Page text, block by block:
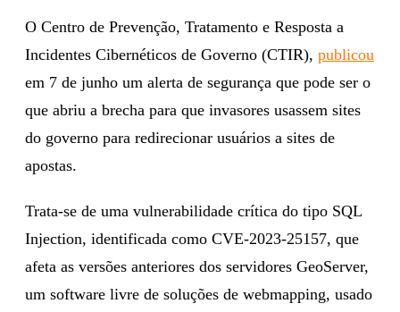
O Centro de Prevenção, Tratamento e Resposta a
Incidentes Cibernéticos de Governo (CTIR), publicou
em 7 de junho um alerta de segurança que pode ser o
que abriu a brecha para que invasores usassem sites
do governo para redirecionar usuários a sites de
apostas.
Trata-se de uma vulnerabilidade crítica do tipo SQL
Injection, identificada como CVE-2023-25157, que
afeta as versões anteriores dos servidores GeoServer,
um software livre de soluções de webmapping, usado